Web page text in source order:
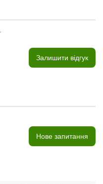
Залишити відгук
Нове запитання